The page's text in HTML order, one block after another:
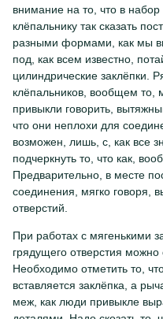
внимание на то, что в набор
клёпальнику так сказать
разными формами, как мы
под, как всем известно,
цилиндрические заклёпки.
клёпальников, вообщем то,
привыкли говорить,
что они неплохи для
возможен, лишь, с, как все
подчеркнуть то, что как,
Предварительно, в месте
соединения, мягко говоря,
отверстий.
При работах с мягенькими
грядущего отверстия
Необходимо отметить то,
вставляется заклёпка, а
меж, как люди привыкле